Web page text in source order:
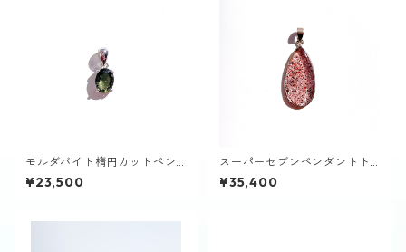
モルダバイト楕円カットペン
ダントトップ
¥23,500
スーパーセブンペンダントト
ップ
¥35,400